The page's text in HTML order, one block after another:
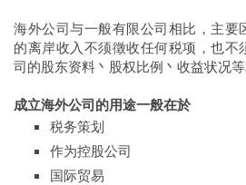
海外公司与一般有限公司相比，主要
的离岸收入不须徵收任何税项，也不
司的股东资料丶股权比例丶收益状况等
成立海外公司的用途一般在於
税务策划
作为控股公司
国际贸易